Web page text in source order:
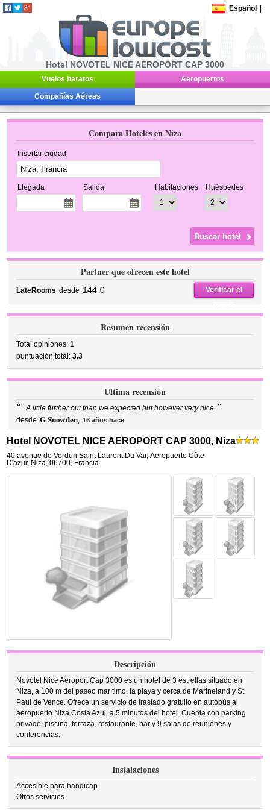
Español
Hotel NOVOTEL NICE AEROPORT CAP 3000
Vuelos baratos Aeropuertos
Compañías Aéreas
Compara Hoteles en Niza
Insertar ciudad
Llegada Salida Habitaciones Huéspedes
Partner que ofrecen este hotel
LateRooms desde 144 €
Verificar el
precio
Resumen recensión
Total opiniones:1
puntuación total:3.3
Ultima recensión
“ A little further out than we expected but however very nice ”
desde G Snowden, 16 años hace
Hotel NOVOTEL NICE AEROPORT CAP 3000, Niza
40 avenue de Verdun Saint Laurent Du Var,Aeropuerto Côte
D'azur, Niza,06700, Francia
Descripción
Novotel Nice Aeroport Cap 3000 es un hotel de 3 estrellas situado en
Niza, a 100 m del paseo marítimo, la playa y cerca de Marineland y St
Paul de Vence. Ofrece un servicio de traslado gratuito en autobús al
aeropuerto Niza Costa Azul, a 5 minutos del hotel. Cuenta con parking
privado, piscina, terraza, restaurante, bar y 9 salas de reuniones y
conferencias.
Instalaciones
Accesible para handicap
Otros servicios